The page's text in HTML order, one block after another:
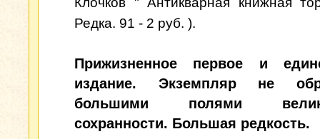
Редка. 91 - 2 руб. ).
Прижизненное первое и
издание. Экземпляр не
большими полями
сохранности. Большая редкость.